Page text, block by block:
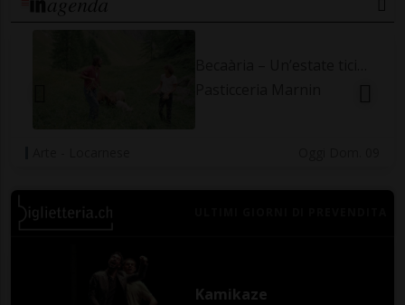
Kamikaze